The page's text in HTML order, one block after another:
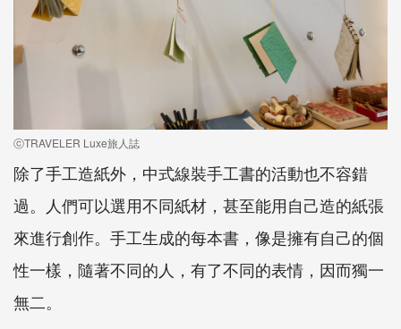
ⓒTRAVELER Luxe旅人誌
除了手工造紙外，中式線裝手工書的活動也不容錯
過。人們可以選用不同紙材，甚至能用自己造的紙張
來進行創作。手工生成的每本書，像是擁有自己的個
性一樣，隨著不同的人，有了不同的表情，因而獨一
無二。